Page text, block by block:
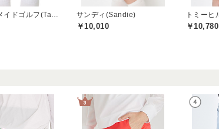
サンディ(Sandie)
￥10,010 ￥10,780